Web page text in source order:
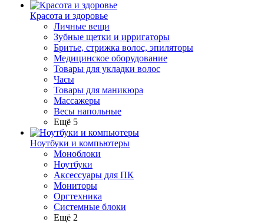
Красота и здоровье
Личные вещи
Зубные щетки и ирригаторы
Бритье, стрижка волос, эпиляторы
Медицинское оборудование
Товары для укладки волос
Часы
Товары для маникюра
Массажеры
Весы напольные
Ещё 5
Ноутбуки и компьютеры
Моноблоки
Ноутбуки
Аксессуары для ПК
Мониторы
Оргтехника
Системные блоки
Ещё 2